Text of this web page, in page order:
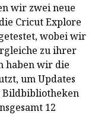
wir zwei neue
Cricut Explore
wobei wir
zu ihrer
haben wir die
um Updates
Bildbibliotheken
12